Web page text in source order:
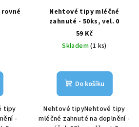
tipy
-
Nehtové tipy mléčné
zahnuté - 50ks, vel. 0
59 Kč
Skladem(1 ks)
Do košíku
Nehtové tipyNehtové tipy
mléčné zahnuté na doplnění -